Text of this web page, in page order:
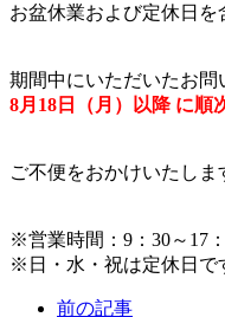
お盆休業および定休日を
期間中にいただいたお問
8月18日（月）以降 に順
ご不便をおかけいたしま
※営業時間：9：30～17
※日・水・祝は定休日で
前の記事